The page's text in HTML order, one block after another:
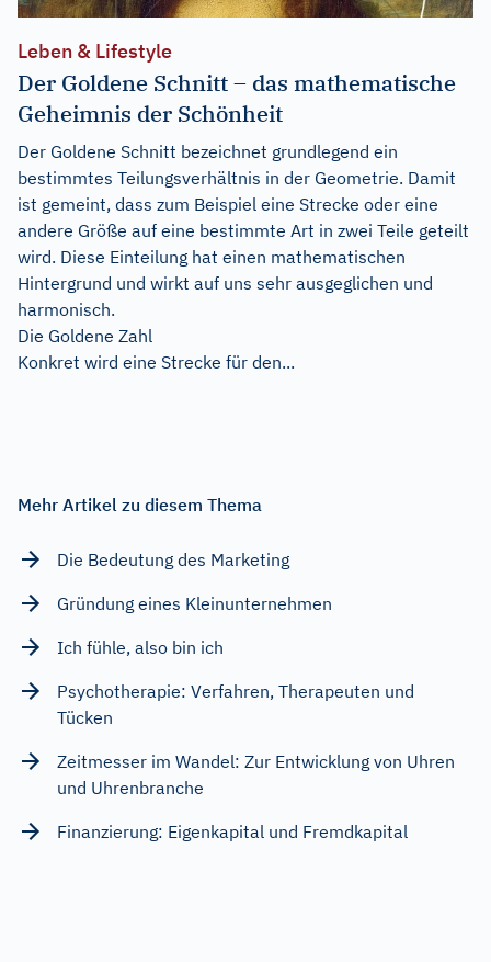
Leben & Lifestyle
Der Goldene Schnitt – das mathematische
Geheimnis der Schönheit
Der Goldene Schnitt bezeichnet grundlegend ein
bestimmtes Teilungsverhältnis in der Geometrie. Damit
ist gemeint, dass zum Beispiel eine Strecke oder eine
andere Größe auf eine bestimmte Art in zwei Teile geteilt
wird. Diese Einteilung hat einen mathematischen
Hintergrund und wirkt auf uns sehr ausgeglichen und
harmonisch.
Die Goldene Zahl
Konkret wird eine Strecke für den...
Mehr Artikel zu diesem Thema
Die Bedeutung des Marketing
Gründung eines Kleinunternehmen
Ich fühle, also bin ich
Psychotherapie: Verfahren, Therapeuten und
Tücken
Zeitmesser im Wandel: Zur Entwicklung von Uhren
und Uhrenbranche
Finanzierung: Eigenkapital und Fremdkapital